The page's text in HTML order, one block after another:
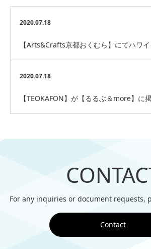
2020.07.18
【Arts&Crafts京都おくむら】にてハワ
ます！
2020.07.18
【TEOKAFON】が【るるぶ＆more】に
For any inquiries or document requests,
Contact